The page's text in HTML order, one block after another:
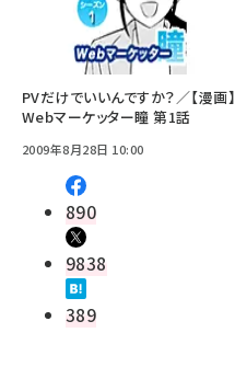
PVだけでいいんですか？／【漫画】
Webマーケッター瞳 第1話
2009年8月28日 10:00
890
9838
389